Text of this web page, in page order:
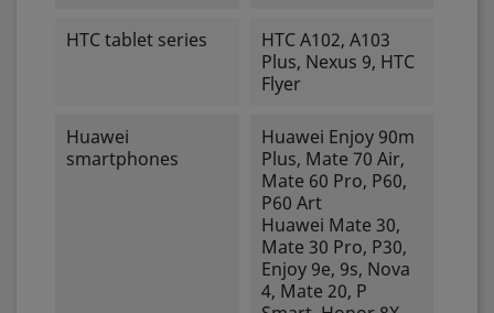
HTC tablet series
HTC A102, A103
Plus, Nexus 9, HTC
Flyer
Huawei
smartphones
Huawei Enjoy 90m
Plus, Mate 70 Air,
Mate 60 Pro, P60,
P60 Art
Huawei Mate 30,
Mate 30 Pro, P30,
Enjoy 9e, 9s, Nova
4, Mate 20, P